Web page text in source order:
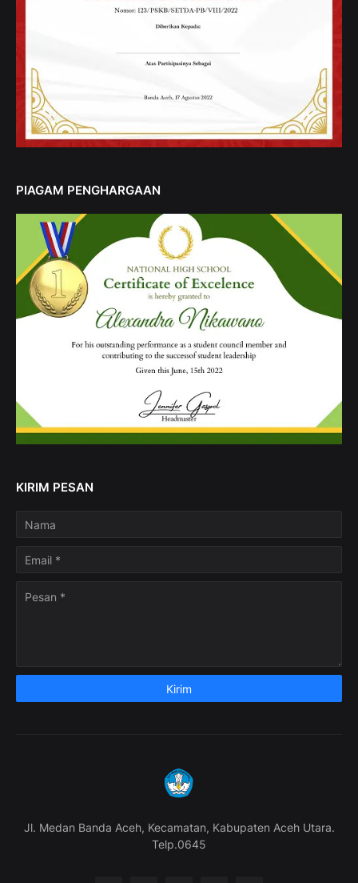
PIAGAM PENGHARGAAN
KIRIM PESAN
Jl. Medan Banda Aceh, Kecamatan, Kabupaten Aceh Utara.
Telp.0645